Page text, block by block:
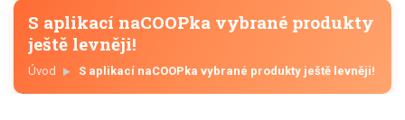
S aplikací naCOOPka vybrané produkty
ještě levněji!
Úvod S aplikací naCOOPka vybrané produkty ještě levněji!